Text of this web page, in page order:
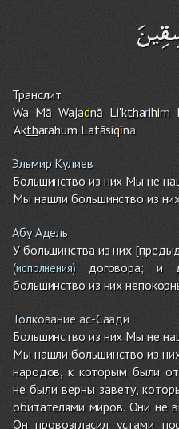
Транслит
Wa Mā Wajadnā Li'ktharihim
'AktharahumLafāsiqīna
Эльмир Кулиев
Большинство из них Мы не
Мы нашли большинство из
Абу Адель
У большинства из них
(исполнения)договора; и
большинство из них
Толкование ас-Саади
Большинство из них Мы не
Мы нашли большинство из
народов, к которым были
не были верны завету,
обитателями миров. Они не
Он провозгласил устами